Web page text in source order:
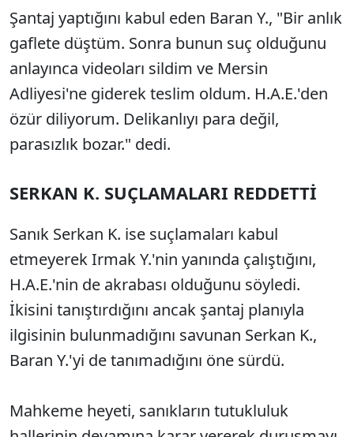
Şantaj yaptığını kabul eden Baran Y., "Bir anlık
gaflete düştüm. Sonra bunun suç olduğunu
anlayınca videoları sildim ve Mersin
Adliyesi'ne giderek teslim oldum. H.A.E.'den
özür diliyorum. Delikanlıyı para değil,
parasızlık bozar." dedi.
SERKAN K. SUÇLAMALARI REDDETTİ
Sanık Serkan K. ise suçlamaları kabul
etmeyerek Irmak Y.'nin yanında çalıştığını,
H.A.E.'nin de akrabası olduğunu söyledi.
İkisini tanıştırdığını ancak şantaj planıyla
ilgisinin bulunmadığını savunan Serkan K.,
Baran Y.'yi de tanımadığını öne sürdü.
Mahkeme heyeti, sanıkların tutukluluk